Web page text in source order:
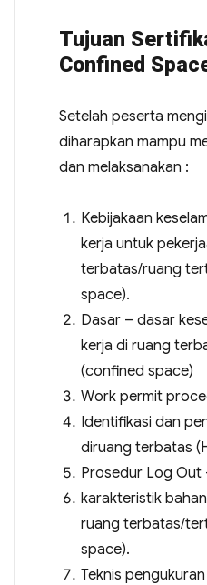
Tujuan
Confined
Setelah peserta
diharapkan mampu
dan melaksanakan :
Kebijakaan
kerja untuk
terbatas/ruang
space).
Dasar – dasar
kerja di ruang
(confined space)
Work permit
Identifikasi dan
diruang terbatas
Prosedur Log Out
karakteristik
ruang terbatas/
space).
Teknis